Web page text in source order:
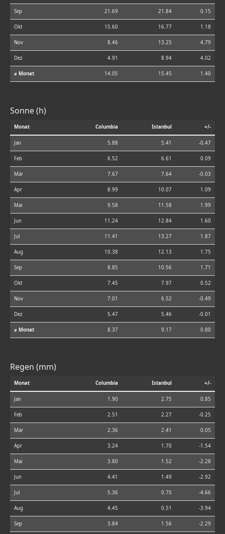
Sep 21.69 21.84 0.15
Okt 15.60 16.77 1.18
Nov 8.46 13.25 4.79
Dez 4.91 8.94 4.02
⌀ Monat 14.05 15.45 1.40
Sonne (h)
Monat Columbia Istanbul +/-
Jan 5.88 5.41 -0.47
Feb 6.52 6.61 0.09
Mär 7.67 7.64 -0.03
Apr 8.99 10.07 1.09
Mai 9.58 11.58 1.99
Jun 11.24 12.84 1.60
Jul 11.41 13.27 1.87
Aug 10.38 12.13 1.75
Sep 8.85 10.56 1.71
Okt 7.45 7.97 0.52
Nov 7.01 6.52 -0.49
Dez 5.47 5.46 -0.01
⌀ Monat 8.37 9.17 0.80
Regen (mm)
Monat Columbia Istanbul +/-
Jan 1.90 2.75 0.85
Feb 2.51 2.27 -0.25
Mär 2.36 2.41 0.05
Apr 3.24 1.70 -1.54
Mai 3.80 1.52 -2.28
Jun 4.41 1.49 -2.92
Jul 5.36 0.70 -4.66
Aug 4.45 0.51 -3.94
Sep 3.84 1.56 -2.29